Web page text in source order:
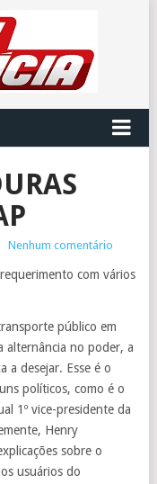
Nenhum comentário
com vários
público em
alternância no poder, a
a desejar. Esse é o
políticos, como é o
1º vice-presidente da
Henry
sobre o
usuários do